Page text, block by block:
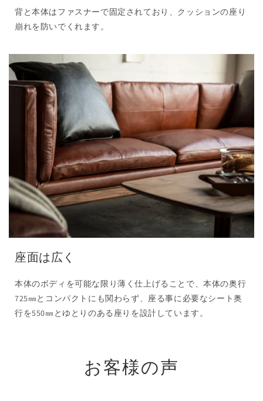
背と本体はファスナーで固定されており、クッションの座り
崩れを防いでくれます。
座面は広く
本体のボディを可能な限り薄く仕上げることで、本体の奥行
725㎜とコンパクトにも関わらず、座る事に必要なシート奥
行を550㎜とゆとりのある座りを設計しています。
お客様の声